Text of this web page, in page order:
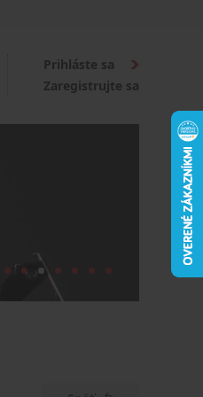
Prihláste sa
Zaregistrujte sa